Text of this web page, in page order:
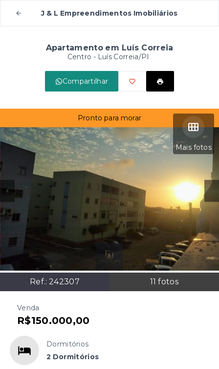
J & L Empreendimentos Imobiliários
Apartamento em Luís Correia
Centro - Luís Correia/PI
Compartilhar
Mais fotos
Ref.: 242307 11 fotos
Pronto para morar
Venda
R$150.000,00
Dormitórios
2 Dormitórios